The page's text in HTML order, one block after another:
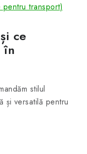
transport)
ce
în
stilul
și versatilă pentru